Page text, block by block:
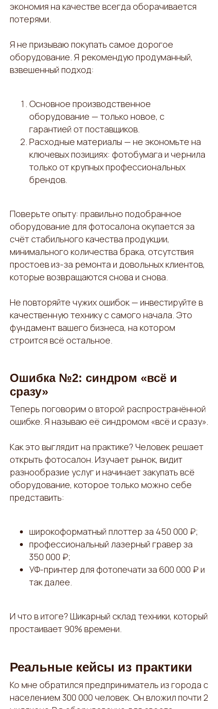
экономия на качестве всегда оборачивается
потерями.
Я не призываю покупать самое дорогое
оборудование. Я рекомендую продуманный,
взвешенный подход:
Основное производственное
оборудование — только новое, с
гарантией от поставщиков.
Расходные материалы — не экономьте на
ключевых позициях: фотобумага и чернила
только от крупных профессиональных
брендов.
Поверьте опыту: правильно подобранное
оборудование для фотосалона окупается за
счёт стабильного качества продукции,
минимального количества брака, отсутствия
простоев из-за ремонта и довольных клиентов,
которые возвращаются снова и снова.
Не повторяйте чужих ошибок — инвестируйте в
качественную технику с самого начала. Это
фундамент вашего бизнеса, на котором
строится всё остальное.
Ошибка №2: синдром «всё и
сразу»
Теперь поговорим о второй распространённой
ошибке. Я называю её синдромом «всё и сразу».
Как это выглядит на практике? Человек решает
открыть фотосалон. Изучает рынок, видит
разнообразие услуг и начинает закупать всё
оборудование, которое только можно себе
представить:
широкоформатный плоттер за 450 000 ₽;
профессиональный лазерный гравер за
350 000 ₽;
УФ-принтер для фотопечати за 600 000 ₽ и
так далее.
И что в итоге? Шикарный склад техники, который
простаивает 90% времени.
Реальные кейсы из практики
Ко мне обратился предприниматель из города с
населением 300 000 человек. Он вложил почти 2